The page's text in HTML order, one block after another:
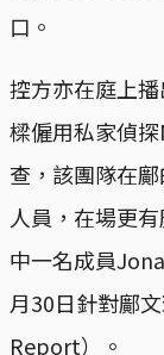
口。
控方亦在庭上
樑僱用私家偵
查，該團隊在
人員，在場更
中一名成員
月30日針對鄺
Report）。